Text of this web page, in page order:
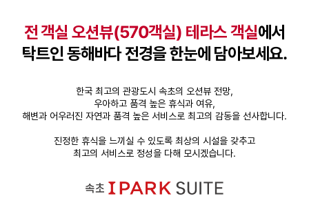
전 객실 오션뷰(570객실) 테라스 객실에서
탁트인 동해바다 전경을 한눈에 담아보세요.
한국 최고의 관광도시 속초의 오션뷰 전망,
우아하고 품격 높은 휴식과 여유,
해변과 어우러진 자연과 품격 높은 서비스로 최고의 감동을 선사합니다.
진정한 휴식을 느끼실 수 있도록 최상의 시설을 갖추고
최고의 서비스로 정성을 다해 모시겠습니다.